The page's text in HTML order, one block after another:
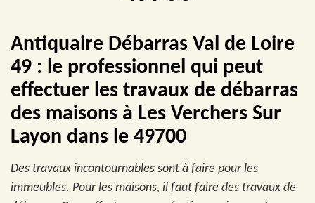
Antiquaire Débarras Val de Loire
49 : le professionnel qui peut
effectuer les travaux de débarras
des maisons à Les Verchers Sur
Layon dans le 49700
Des travaux incontournables sont à faire pour les
immeubles. Pour les maisons, il faut faire des travaux de